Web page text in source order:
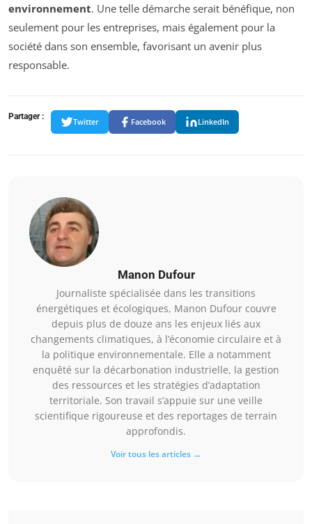
environnement. Une telle démarche serait bénéfique, non
seulement pour les entreprises, mais également pour la
société dans son ensemble, favorisant un avenir plus
responsable.
Partager :
Twitter Facebook LinkedIn
Manon Dufour
Journaliste spécialisée dans les transitions
énergétiques et écologiques, Manon Dufour couvre
depuis plus de douze ans les enjeux liés aux
changements climatiques, à l’économie circulaire et à
la politique environnementale. Elle a notamment
enquêté sur la décarbonation industrielle, la gestion
des ressources et les stratégies d’adaptation
territoriale. Son travail s’appuie sur une veille
scientifique rigoureuse et des reportages de terrain
approfondis.
Voir tous les articles →